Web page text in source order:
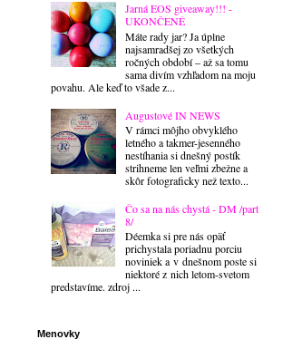
Jarná EOS giveaway!!! -
UKONČENÉ
Máte rady jar? Ja úplne
najsamradšej zo všetkých
ročných období – až sa tomu
sama divím vzhľadom na moju
povahu. Ale keď to všade z...
Augustové IN NEWS
V rámci môjho obvyklého
letného a takmer-jesenného
nestíhania si dnešný postík
strihneme len veľmi zbežne a
skôr fotograficky než texto...
Čo sa na nás chystá - DM /part
8/
Déemka si pre nás opäť
prichystala poriadnu porciu
noviniek a v dnešnom poste si
niektoré z nich letom-svetom
predstavíme. zdroj ...
Menovky